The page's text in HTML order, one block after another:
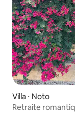
Villa ⋅ Noto
Retraite